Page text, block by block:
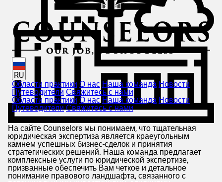
RU
Области практики О нас Наша команда Новости
Путеводители Свяжитесь с нами
Области практики О нас Наша команда Новости
Путеводители Свяжитесь с нами
На сайте Counselors мы понимаем, что тщательная
юридическая экспертиза является краеугольным
камнем успешных бизнес-сделок и принятия
стратегических решений. Наша команда предлагает
комплексные услуги по юридической экспертизе,
призванные обеспечить Вам четкое и детальное
понимание правового ландшафта, связанного с